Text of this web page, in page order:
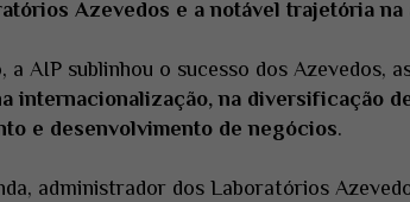
Azevedos e a notável trajetória
a AIP sublinhou o sucesso dos Azevedos,
internacionalização, na diversificação
e desenvolvimento de negócios.
administrador dos Laboratórios